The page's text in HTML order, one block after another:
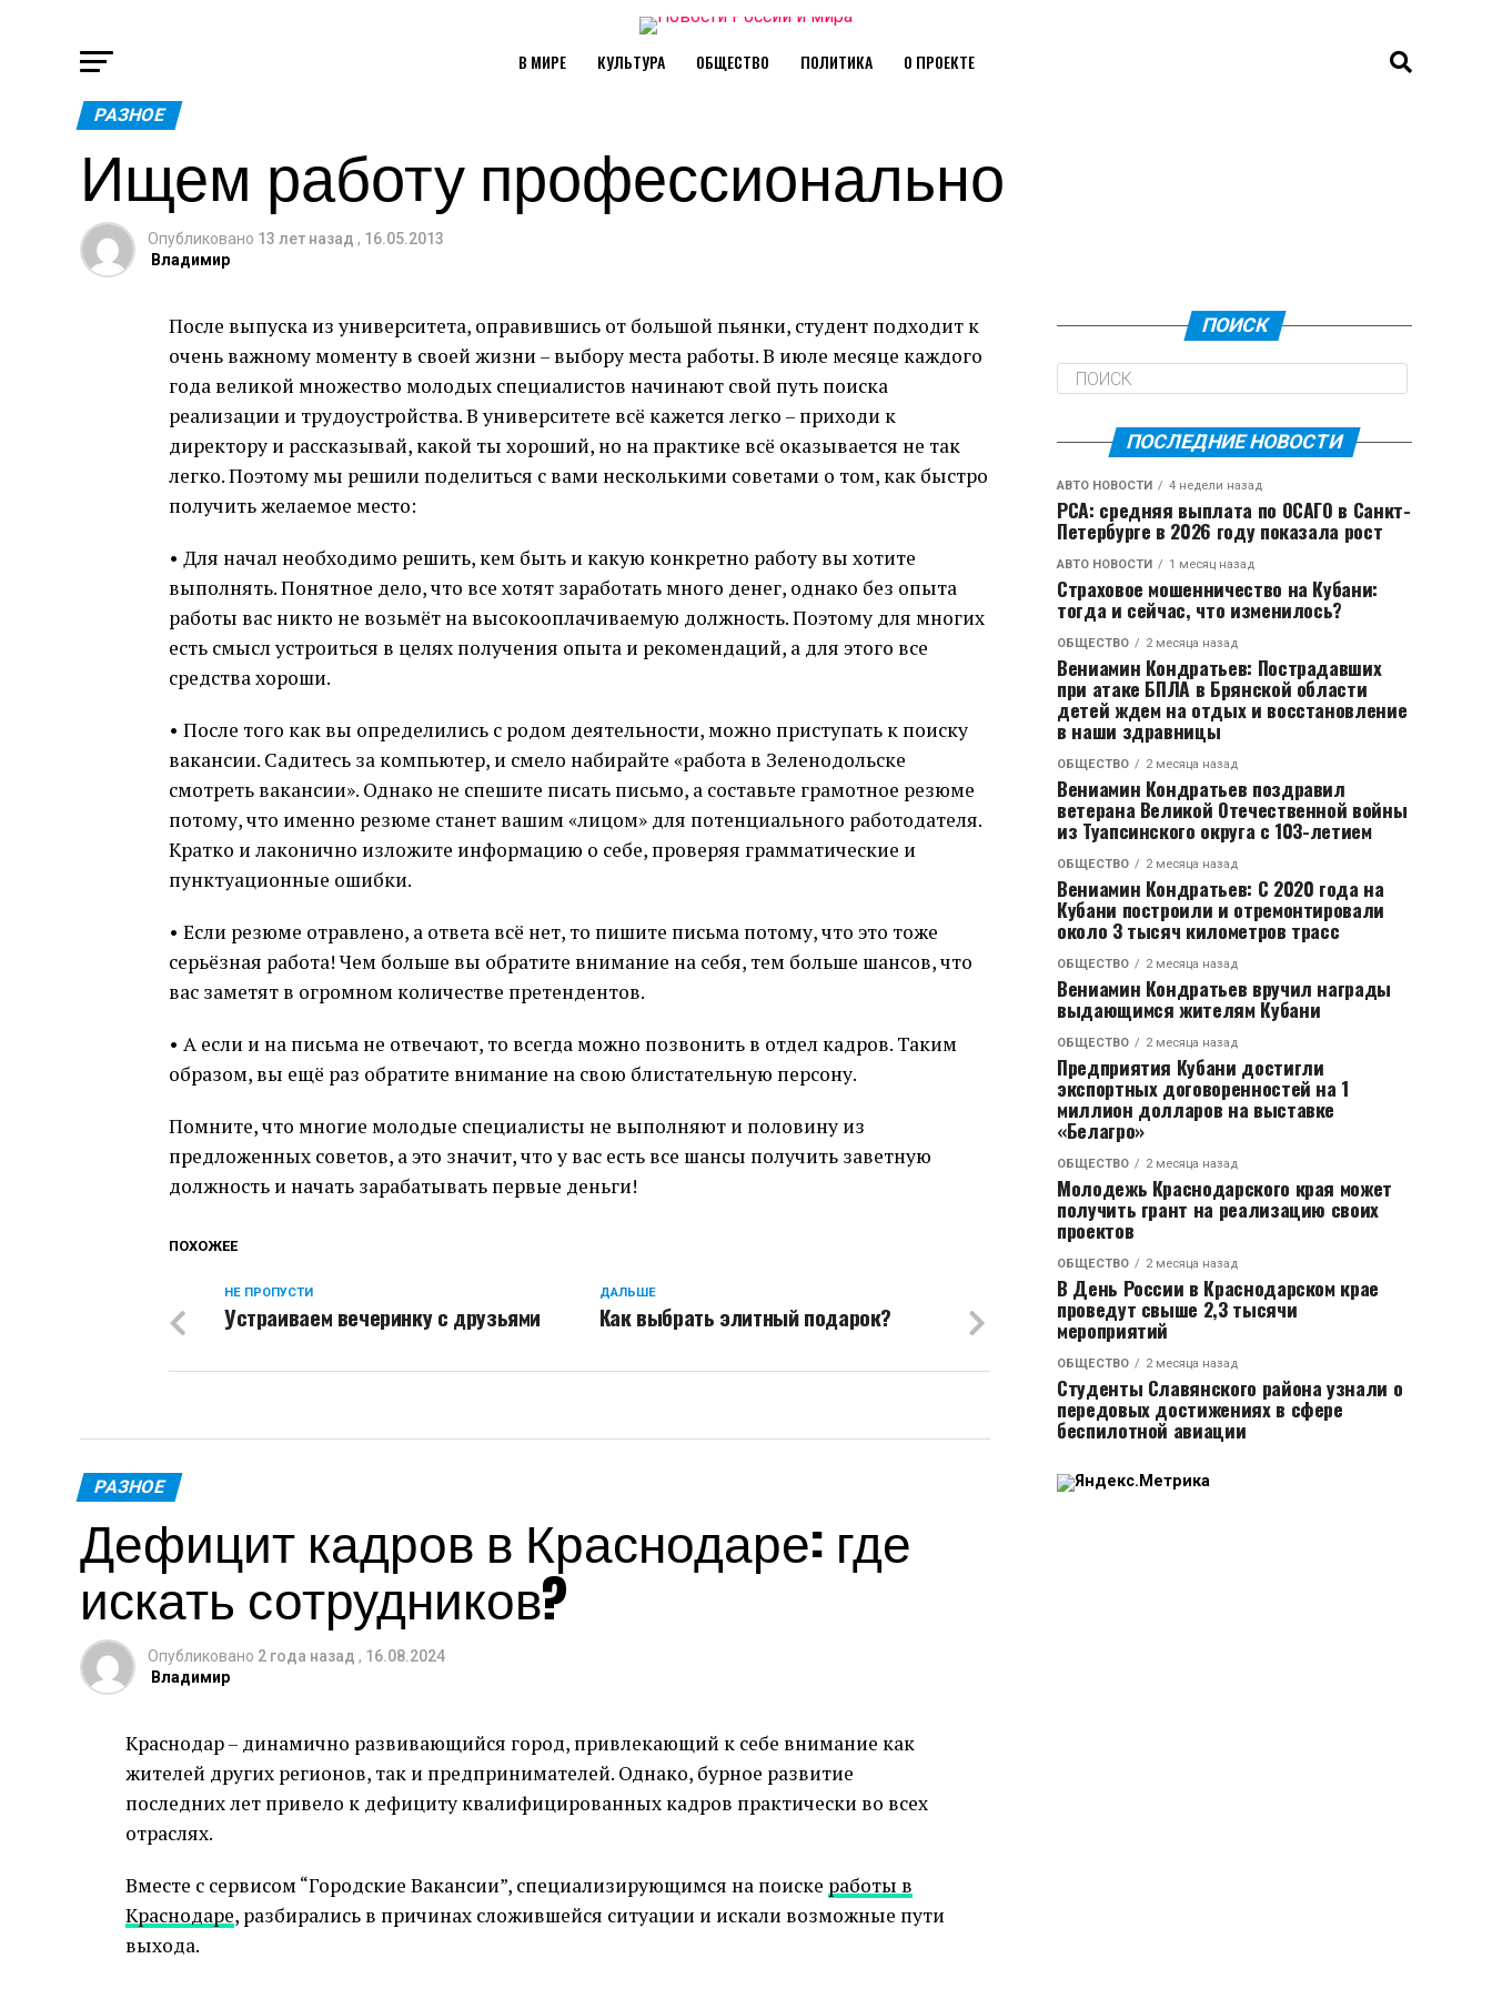
В МИРЕ КУЛЬТУРА ОБЩЕСТВО ПОЛИТИКА О ПРОЕКТЕ
РАЗНОЕ
Ищем работу профессионально
Опубликовано 13 лет назад , 16.05.2013
Владимир
После выпуска из университета, оправившись от большой пьянки, студент подходит к
очень важному моменту в своей жизни – выбору места работы. В июле месяце каждого
года великой множество молодых специалистов начинают свой путь поиска
реализации и трудоустройства. В университете всё кажется легко – приходи к
директору и рассказывай, какой ты хороший, но на практике всё оказывается не так
легко. Поэтому мы решили поделиться с вами несколькими советами о том, как быстро
получить желаемое место:
• Для начал необходимо решить, кем быть и какую конкретно работу вы хотите
выполнять. Понятное дело, что все хотят заработать много денег, однако без опыта
работы вас никто не возьмёт на высокооплачиваемую должность. Поэтому для многих
есть смысл устроиться в целях получения опыта и рекомендаций, а для этого все
средства хороши.
• После того как вы определились с родом деятельности, можно приступать к поиску
вакансии. Садитесь за компьютер, и смело набирайте «работа в Зеленодольске
смотреть вакансии». Однако не спешите писать письмо, а составьте грамотное резюме
потому, что именно резюме станет вашим «лицом» для потенциального работодателя.
Кратко и лаконично изложите информацию о себе, проверяя грамматические и
пунктуационные ошибки.
• Если резюме отравлено, а ответа всё нет, то пишите письма потому, что это тоже
серьёзная работа! Чем больше вы обратите внимание на себя, тем больше шансов, что
вас заметят в огромном количестве претендентов.
• А если и на письма не отвечают, то всегда можно позвонить в отдел кадров. Таким
образом, вы ещё раз обратите внимание на свою блистательную персону.
Помните, что многие молодые специалисты не выполняют и половину из
предложенных советов, а это значит, что у вас есть все шансы получить заветную
должность и начать зарабатывать первые деньги!
ПОХОЖЕЕ
ДАЛЬШЕ
Как выбрать элитный подарок?
НЕ ПРОПУСТИ
Устраиваем вечеринку с друзьями
РАЗНОЕ
Дефицит кадров в Краснодаре: где
искать сотрудников?
Опубликовано 2 года назад , 16.08.2024
Владимир
Краснодар – динамично развивающийся город, привлекающий к себе внимание как
жителей других регионов, так и предпринимателей. Однако, бурное развитие
последних лет привело к дефициту квалифицированных кадров практически во всех
отраслях.
Вместе с сервисом “Городские Вакансии”, специализирующимся на поиске работы в
Краснодаре, разбирались в причинах сложившейся ситуации и искали возможные пути
выхода.
ПОИСК
ПОСЛЕДНИЕ НОВОСТИ
АВТО НОВОСТИ 4 недели назад
РСА: средняя выплата по ОСАГО в Санкт-
Петербурге в 2026 году показала рост
АВТО НОВОСТИ 1 месяц назад
Страховое мошенничество на Кубани:
тогда и сейчас, что изменилось?
ОБЩЕСТВО 2 месяца назад
Вениамин Кондратьев: Пострадавших
при атаке БПЛА в Брянской области
детей ждем на отдых и восстановление
в наши здравницы
ОБЩЕСТВО 2 месяца назад
Вениамин Кондратьев поздравил
ветерана Великой Отечественной войны
из Туапсинского округа с 103-летием
ОБЩЕСТВО 2 месяца назад
Вениамин Кондратьев: С 2020 года на
Кубани построили и отремонтировали
около 3 тысяч километров трасс
ОБЩЕСТВО 2 месяца назад
Вениамин Кондратьев вручил награды
выдающимся жителям Кубани
ОБЩЕСТВО 2 месяца назад
Предприятия Кубани достигли
экспортных договоренностей на 1
миллион долларов на выставке
«Белагро»
ОБЩЕСТВО 2 месяца назад
Молодежь Краснодарского края может
получить грант на реализацию своих
проектов
ОБЩЕСТВО 2 месяца назад
В День России в Краснодарском крае
проведут свыше 2,3 тысячи
мероприятий
ОБЩЕСТВО 2 месяца назад
Студенты Славянского района узнали о
передовых достижениях в сфере
беспилотной авиации